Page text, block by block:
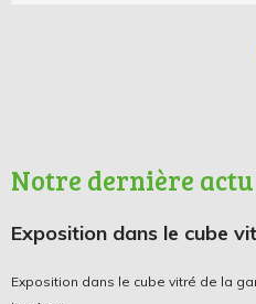
Notre dernière actu
Exposition dans le cube
Exposition dans le cube vitré de la